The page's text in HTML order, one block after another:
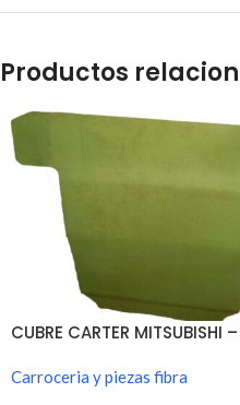
Productos
CUBRE CARTER MITSUBISHI
Carroceria y piezas fibra